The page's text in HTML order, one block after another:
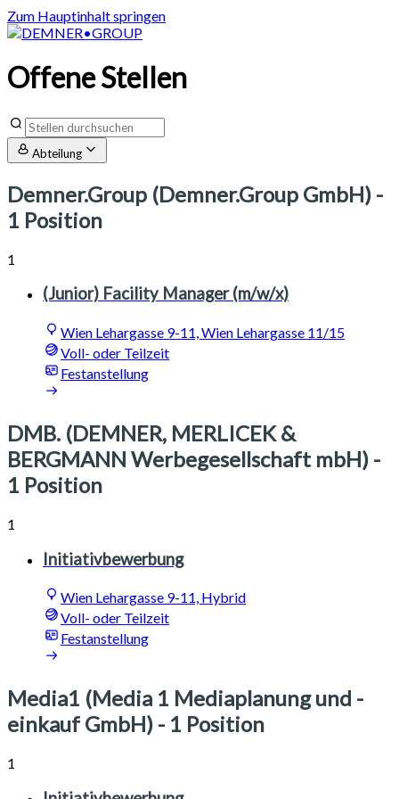
Zum Hauptinhalt springen
Offene Stellen
Abteilung
Demner.Group (Demner.Group GmbH) -
1 Position
1
(Junior) Facility Manager (m/w/x)
Wien Lehargasse 9-11, Wien Lehargasse 11/15
Voll- oder Teilzeit
Festanstellung
DMB. (DEMNER, MERLICEK &
BERGMANN Werbegesellschaft mbH) -
1 Position
1
Initiativbewerbung
Wien Lehargasse 9-11, Hybrid
Voll- oder Teilzeit
Festanstellung
Media1 (Media 1 Mediaplanung und -
einkauf GmbH) - 1 Position
1